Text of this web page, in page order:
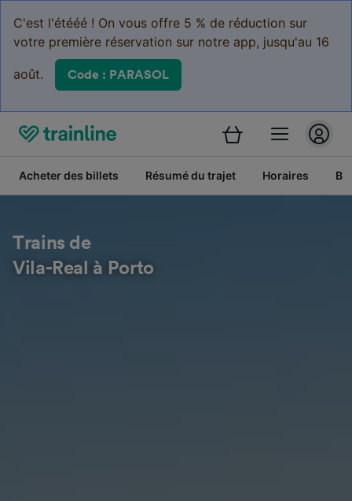
C'est l'étééé ! On vous offre 5 % de réduction sur
votre première réservation sur notre app, jusqu'au 16
août. Code : PARASOL
Acheter des billets Résumé du trajet Horaires
Trains de
Vila-Real à Porto